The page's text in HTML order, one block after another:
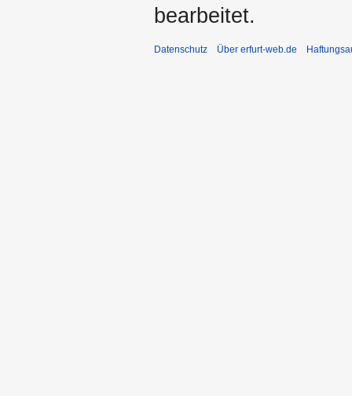
bearbeitet.
Datenschutz Über erfurt-web.de